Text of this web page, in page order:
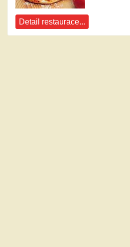
Detail restaurace...